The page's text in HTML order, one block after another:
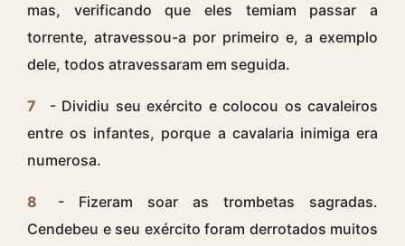
mas, verificando que eles temiam passar a
torrente, atravessou-a por primeiro e, a exemplo
dele, todos atravessaram em seguida.
7
- Dividiu seu exército e colocou os cavaleiros
entre os infantes, porque a cavalaria inimiga era
numerosa.
8
- Fizeram soar as trombetas sagradas.
Cendebeu e seu exército foram derrotados muitos